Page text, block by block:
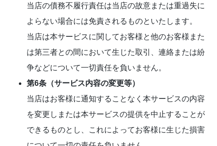
当店の債務不履行責任は当店の故意または重過失に
よらない場合には免責されるものといたします。
当店は本サービスに関してお客様と他のお客様また
は第三者との間において生じた取引、連絡または紛
争などについて一切責任を負いません。
第6条（サービス内容の変更等）
当店はお客様に通知することなく本サービスの内容
を変更しまたは本サービスの提供を中止することが
できるものとし、これによってお客様に生じた損害